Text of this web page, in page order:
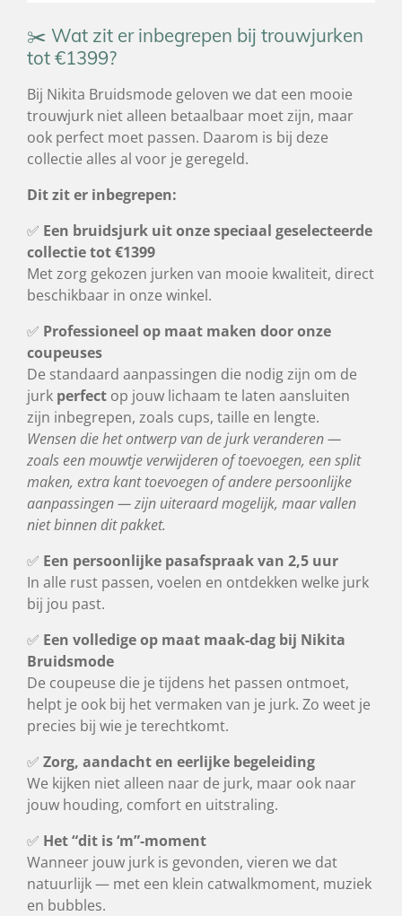
✂️ Wat zit er inbegrepen bij trouwjurken
tot €1399?
Bij Nikita Bruidsmode geloven we dat een mooie
trouwjurk niet alleen betaalbaar moet zijn, maar
ook perfect moet passen. Daarom is bij deze
collectie alles al voor je geregeld.
Dit zit er inbegrepen:
✅ Een bruidsjurk uit onze speciaal geselecteerde
collectie tot €1399
Met zorg gekozen jurken van mooie kwaliteit, direct
beschikbaar in onze winkel.
✅ Professioneel op maat maken door onze
coupeuses
De standaard aanpassingen die nodig zijn om de
jurk perfect op jouw lichaam te laten aansluiten
zijn inbegrepen, zoals cups, taille en lengte.
Wensen die het ontwerp van de jurk veranderen —
zoals een mouwtje verwijderen of toevoegen, een split
maken, extra kant toevoegen of andere persoonlijke
aanpassingen — zijn uiteraard mogelijk, maar vallen
niet binnen dit pakket.
✅ Een persoonlijke pasafspraak van 2,5 uur
In alle rust passen, voelen en ontdekken welke jurk
bij jou past.
✅ Een volledige op maat maak-dag bij Nikita
Bruidsmode
De coupeuse die je tijdens het passen ontmoet,
helpt je ook bij het vermaken van je jurk. Zo weet je
precies bij wie je terechtkomt.
✅ Zorg, aandacht en eerlijke begeleiding
We kijken niet alleen naar de jurk, maar ook naar
jouw houding, comfort en uitstraling.
✅ Het “dit is ‘m”-moment
Wanneer jouw jurk is gevonden, vieren we dat
natuurlijk — met een klein catwalkmoment, muziek
en bubbles.